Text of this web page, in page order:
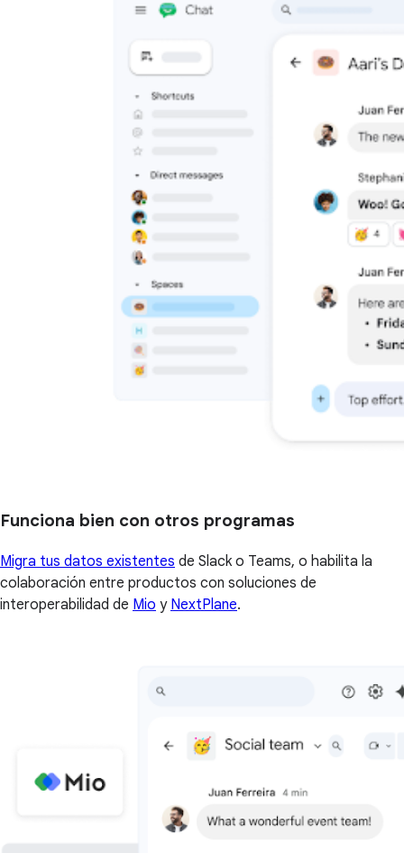
Funciona bien con otros programas
Migra tus datos existentes de Slack o Teams, o habilita la
colaboración entre productos con soluciones de
interoperabilidad de Mio y NextPlane.